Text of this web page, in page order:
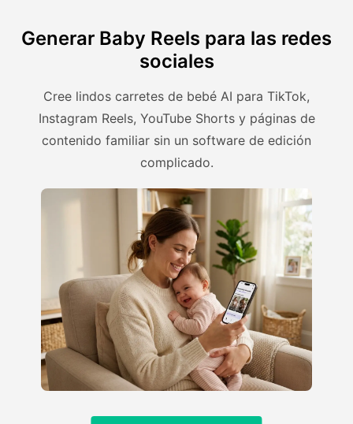
Generar Baby Reels para las redes
sociales
Cree lindos carretes de bebé AI para TikTok,
Instagram Reels, YouTube Shorts y páginas de
contenido familiar sin un software de edición
complicado.